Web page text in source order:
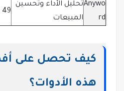
Anywo
rd
تحليل الأداء وتحسين
المبيعات
49 دولار
كيف تحصل على
هذه الأدوات؟